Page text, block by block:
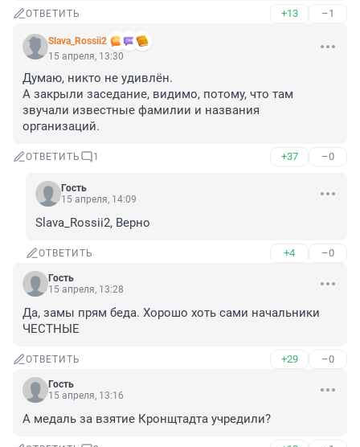
ОТВЕТИТЬ +13 –1
Slava_Rossii2
15 апреля, 13:30
Думаю, никто не удивлён.
А закрыли заседание, видимо, потому, что там
звучали известные фамилии и названия
организаций.
ОТВЕТИТЬ 1 +37 –0
Гость
15 апреля, 14:09
Slava_Rossii2, Верно
ОТВЕТИТЬ +4 –0
Гость
15 апреля, 13:28
Да, замы прям беда. Хорошо хоть сами начальники
ЧЕСТНЫЕ
ОТВЕТИТЬ +29 –0
Гость
15 апреля, 13:16
А медаль за взятие Кронщтадта учредили?